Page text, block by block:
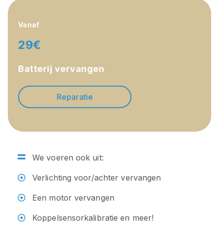
Vanaf
29€
Batterij vervangen
Reparatie
We voeren ook uit:
Verlichting voor/achter vervangen
Een motor vervangen
Koppelsensorkalibratie en meer!